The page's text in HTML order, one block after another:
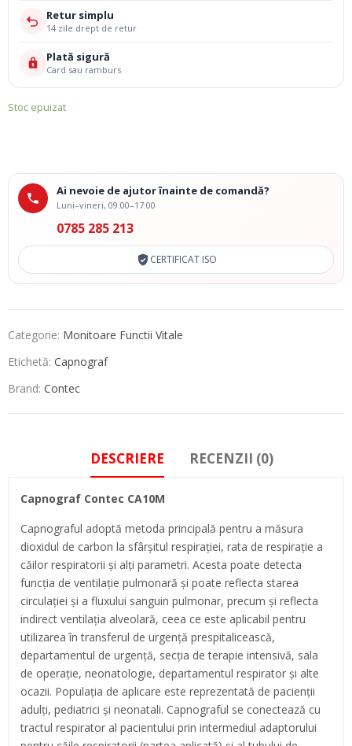
Retur simplu
14 zile drept de retur
Plată sigură
Card sau ramburs
Stoc epuizat
Ai nevoie de ajutor înainte de comandă?
Luni–vineri, 09:00–17:00
0785 285 213
CERTIFICAT ISO
Categorie: Monitoare Functii Vitale
Etichetă: Capnograf
Brand: Contec
DESCRIERE RECENZII (0)
Capnograf Contec CA10M
Capnograful adoptă metoda principală pentru a măsura
dioxidul de carbon la sfârșitul respirației, rata de respirație a
căilor respiratorii și alți parametri. Acesta poate detecta
funcția de ventilație pulmonară și poate reflecta starea
circulației și a fluxului sanguin pulmonar, precum și reflecta
indirect ventilația alveolară, ceea ce este aplicabil pentru
utilizarea în transferul de urgență prespitalicească,
departamentul de urgență, secția de terapie intensivă, sala
de operație, neonatologie, departamentul respirator și alte
ocazii. Populația de aplicare este reprezentată de pacienții
adulți, pediatrici și neonatali. Capnograful se conectează cu
tractul respirator al pacientului prin intermediul adaptorului